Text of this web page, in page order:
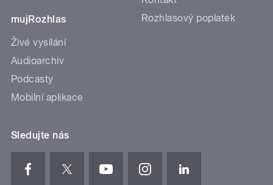
mujRozhlas
Živé vysílání
Audioarchiv
Podcasty
Mobilní aplikace
Rozhlasový poplatek
Sledujte nás